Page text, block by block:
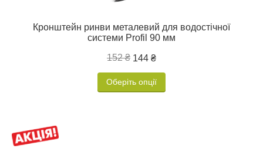
Кронштейн ринви металевий для водостічної
системи Profil 90 мм
152 ₴ 144 ₴
Оберіть опції